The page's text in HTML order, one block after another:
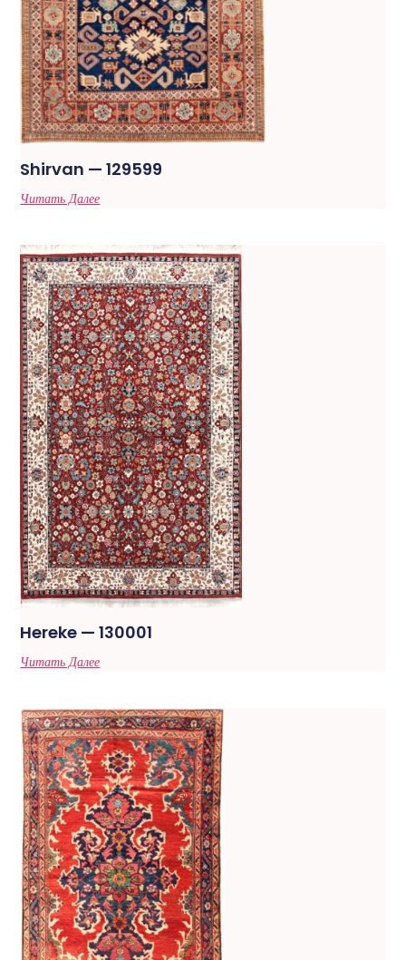
Shirvan — 129599
Читать Далее
Hereke — 130001
Читать Далее